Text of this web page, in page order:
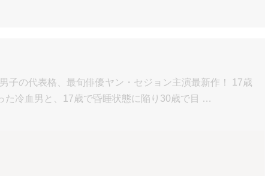
子の代表格、最旬俳優ヤン・セジョン主演最新作！ 17歳
た冷血男と、17歳で昏睡状態に陥り30歳で目 …